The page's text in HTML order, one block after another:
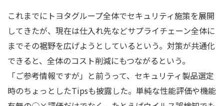
これまでにトヨタグループ全体でセキュリティ施策を展開
してきたが、現在は仕入れ先などサプライチェーン全体に
までその裾野を広げようとしているという。対策が共通化
できると、全体のコスト削減にもつながるという。
「ご参考情報ですが」と前うって、セキュリティ製品選定
時のちょっとしたTipsも披露した。単純な性能評価や機能